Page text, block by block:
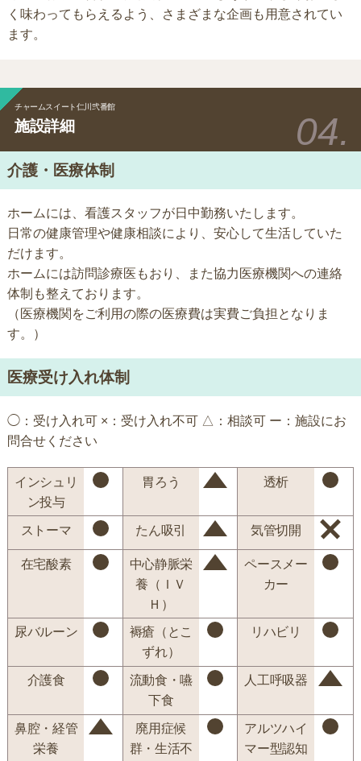
く味わってもらえるよう、さまざまな企画も用意されてい
ます。
チャームスイート仁川弐番館
施設詳細
介護・医療体制
ホームには、看護スタッフが日中勤務いたします。
日常の健康管理や健康相談により、安心して生活していた
だけます。
ホームには訪問診療医もおり、また協力医療機関への連絡
体制も整えております。
（医療機関をご利用の際の医療費は実費ご負担となりま
す。）
医療受け入れ体制
◯：受け入れ可 ×：受け入れ不可 △：相談可 ー：施設にお
問合せください
インシュリ
ン投与
胃ろう 透析
ストーマ たん吸引 気管切開
在宅酸素
中心静脈栄
養（ＩＶ
Ｈ）
ペースメー
カー
尿バルーン
褥瘡（とこ
ずれ）
リハビリ
介護食
流動食・嚥
下食
人工呼吸器
鼻腔・経管
栄養
廃用症候
群・生活不
アルツハイ
マー型認知